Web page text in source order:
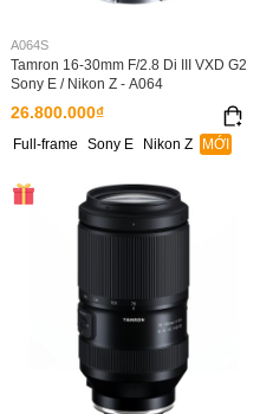
A064S
Tamron 16-30mm F/2.8 Di III VXD G2
Sony E / Nikon Z - A064
26.800.000₫
Full-frame Sony E Nikon Z MỚI